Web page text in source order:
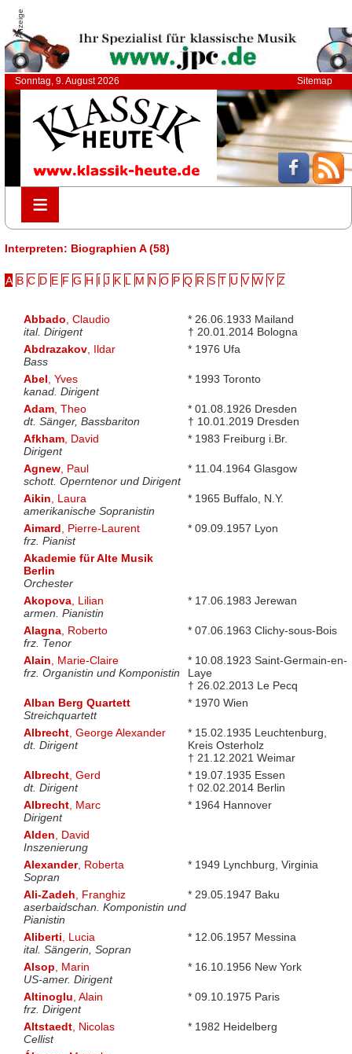
Anzeige
Sonntag, 9. August 2026 Sitemap
≡
≡
Interpreten: Biographien A (58)
A B C D E F G H I J K L M N O P Q R S T U V W Y Z
Abbado , Claudio
ital. Dirigent
* 26.06.1933 Mailand
† 20.01.2014 Bologna
Abdrazakov, Ildar
Bass
* 1976 Ufa
Abel , Yves
kanad. Dirigent
* 1993 Toronto
Adam, Theo
dt. Sänger, Bassbariton
* 01.08.1926 Dresden
† 10.01.2019 Dresden
Afkham, David
Dirigent
* 1983 Freiburg i.Br.
Agnew, Paul
schott. Operntenor und Dirigent
* 11.04.1964 Glasgow
Aikin , Laura
amerikanische Sopranistin
* 1965 Buffalo, N.Y.
Aimard , Pierre-Laurent
frz. Pianist
* 09.09.1957 Lyon
Akademie für Alte Musik
Berlin
Orchester
Akopova, Lilian
armen. Pianistin
* 17.06.1983 Jerewan
Alagna, Roberto
frz. Tenor
* 07.06.1963 Clichy-sous-Bois
Alain , Marie-Claire
frz. Organistin und Komponistin
* 10.08.1923 Saint-Germain-en-
Laye
† 26.02.2013 Le Pecq
Alban Berg Quartett
Streichquartett
* 1970 Wien
Albrecht, George Alexander
dt. Dirigent
* 15.02.1935 Leuchtenburg,
Kreis Osterholz
† 21.12.2021 Weimar
Albrecht, Gerd
dt. Dirigent
* 19.07.1935 Essen
† 02.02.2014 Berlin
Albrecht, Marc
Dirigent
* 1964 Hannover
Alden , David
Inszenierung
Alexander, Roberta
Sopran
* 1949 Lynchburg, Virginia
Ali-Zadeh , Franghiz
aserbaidschan. Komponistin und
Pianistin
* 29.05.1947 Baku
Aliberti , Lucia
ital. Sängerin, Sopran
* 12.06.1957 Messina
Alsop , Marin
US-amer. Dirigent
* 16.10.1956 New York
Altinoglu , Alain
frz. Dirigent
* 09.10.1975 Paris
Altstaedt, Nicolas
Cellist
* 1982 Heidelberg